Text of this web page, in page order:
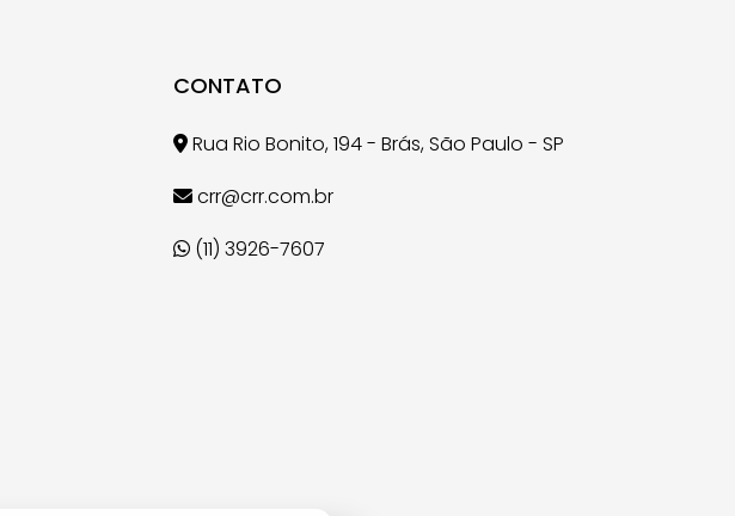
CONTATO
Rua Rio Bonito, 194 - Brás, São Paulo - SP
crr@crr.com.br
(11) 3926-7607